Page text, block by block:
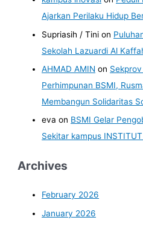
Ajarkan Perilaku Hidup
Supriasih / Tini on
Sekolah Lazuardi Al
AHMAD AMIN on
Perhimpunan BSMI,
Membangun Solidaritas
eva on BSMI Gelar
Sekitar kampus
Archives
February 2026
January 2026